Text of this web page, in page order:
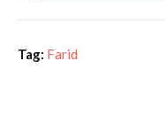
Tag: Farid